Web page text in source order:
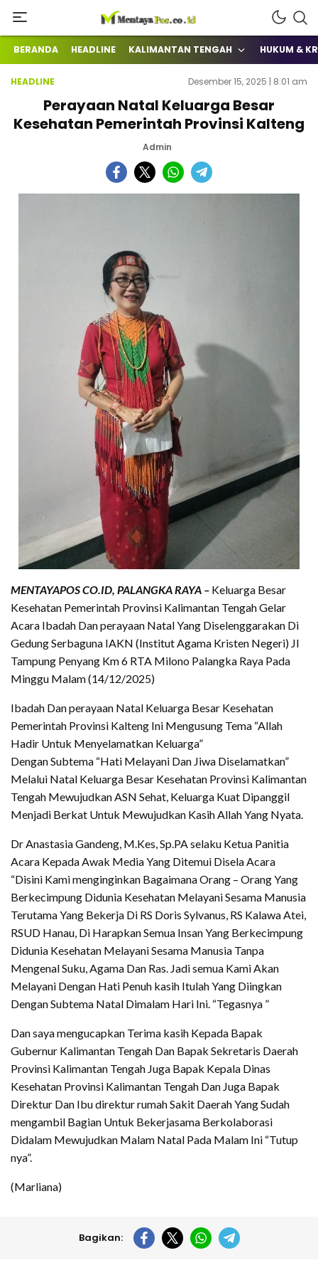
mentayapos.co.id
Terkini Mengabarkan
BERANDA HEADLINE KALIMANTAN TENGAH HUKUM &
HEADLINE Desember 15, 2025 | 8:01 am
Perayaan Natal Keluarga Besar
Kesehatan Pemerintah Provinsi Kalteng
Admin
MENTAYAPOS CO.ID, PALANGKA RAYA – Keluarga Besar
Kesehatan Pemerintah Provinsi Kalimantan Tengah Gelar
Acara Ibadah Dan perayaan Natal Yang Diselenggarakan Di
Gedung Serbaguna IAKN (Institut Agama Kristen Negeri) Jl
Tampung Penyang Km 6 RTA Milono Palangka Raya Pada
Minggu Malam (14/12/2025)
Ibadah Dan perayaan Natal Keluarga Besar Kesehatan
Pemerintah Provinsi Kalteng Ini Mengusung Tema “Allah
Hadir Untuk Menyelamatkan Keluarga”
Dengan Subtema “Hati Melayani Dan Jiwa Diselamatkan”
Melalui Natal Keluarga Besar Kesehatan Provinsi Kalimantan
Tengah Mewujudkan ASN Sehat, Keluarga Kuat Dipanggil
Menjadi Berkat Untuk Mewujudkan Kasih Allah Yang Nyata.
Dr Anastasia Gandeng, M.Kes, Sp.PA selaku Ketua Panitia
Acara Kepada Awak Media Yang Ditemui Disela Acara
“Disini Kami menginginkan Bagaimana Orang – Orang Yang
Berkecimpung Didunia Kesehatan Melayani Sesama Manusia
Terutama Yang Bekerja Di RS Doris Sylvanus, RS Kalawa Atei,
RSUD Hanau, Di Harapkan Semua Insan Yang Berkecimpung
Didunia Kesehatan Melayani Sesama Manusia Tanpa
Mengenal Suku, Agama Dan Ras. Jadi semua Kami Akan
Melayani Dengan Hati Penuh kasih Itulah Yang Diingkan
Dengan Subtema Natal Dimalam Hari Ini. “Tegasnya ”
Dan saya mengucapkan Terima kasih Kepada Bapak
Gubernur Kalimantan Tengah Dan Bapak Sekretaris Daerah
Provinsi Kalimantan Tengah Juga Bapak Kepala Dinas
Kesehatan Provinsi Kalimantan Tengah Dan Juga Bapak
Direktur Dan Ibu direktur rumah Sakit Daerah Yang Sudah
mengambil Bagian Untuk Bekerjasama Berkolaborasi
Didalam Mewujudkan Malam Natal Pada Malam Ini “Tutup
nya”.
(Marliana)
Bagikan: